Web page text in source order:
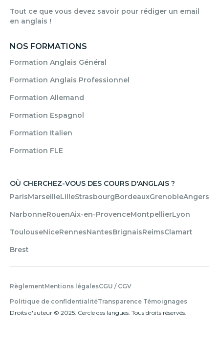
Tout ce que vous devez savoir pour rédiger un email
en anglais !
NOS FORMATIONS
Formation Anglais Général
Formation Anglais Professionnel
Formation Allemand
Formation Espagnol
Formation Italien
Formation FLE
OÙ CHERCHEZ-VOUS DES COURS D'ANGLAIS ?
ParisMarseilleLilleStrasbourgBordeauxGrenobleAngers
NarbonneRouenAix-en-ProvenceMontpellierLyon
ToulouseNiceRennesNantesBrignaisReimsClamart
Brest
RèglementMentions légalesCGU / CGV
Politique de confidentialitéTransparence Témoignages
Droits d'auteur © 2025. Cercle des langues. Tous droits réservés.